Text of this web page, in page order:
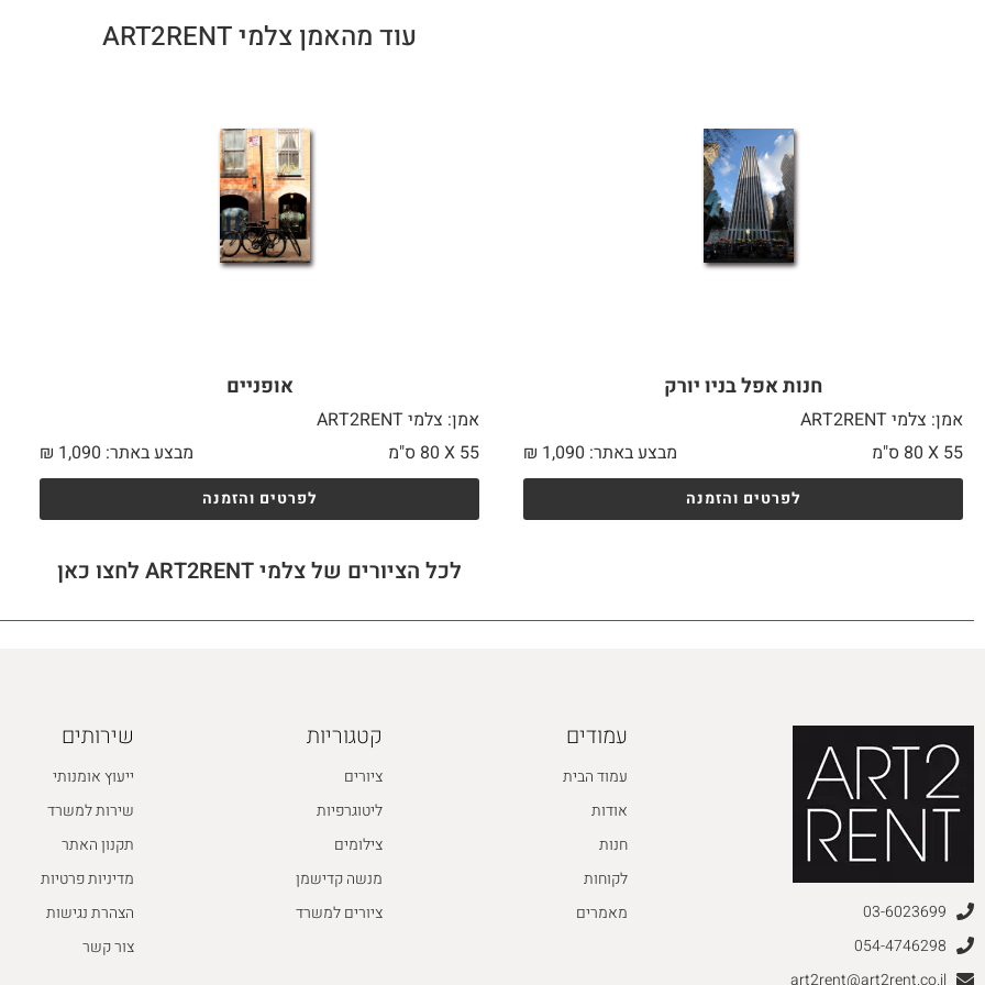
עוד מהאמן צלמי ART2RENT
חנות אפל בניו יורק
אמן: צלמי ART2RENT
55 X
מבצע באתר: ₪ 1,090
לפרטים והזמנה
אופניים
אמן: צלמי ART2RENT
55 X
מבצע באתר: ₪ 1,090
לפרטים והזמנה
לכל הציורים של צלמי ART2RENT לחצו כאן
03-6023699
054-4746298
art2rent@art2rent.co.il
עמודים
עמוד הבית
אודות
חנות
לקוחות
מאמרים
קטגוריות
ציורים
ליטוגרפיות
צילומים
מנשה קדישמן
ציורים למשרד
שירותים
ייעוץ אומנותי
שירות למשרד
תקנון האתר
מדיניות פרטיות
הצהרת נגישות
צור קשר